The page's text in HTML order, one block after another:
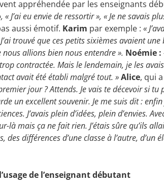
appréhendée par les enseignants
« J’ai eu envie de ressortir », « Je ne savais
aussi émotif. Karim par exemple : «
trouvé que ces petits sixièmes avaient
nous allions bien nous entendre ». Noémie :
contractée. Mais le lendemain, je les
avait été établi malgré tout. »Alice, qui
jour ? Attends. Je vais te décevoir si
un excellent souvenir. Je me suis dit :
J’avais plein d’idées, plein d’envies.
là mais ça ne fait rien. J’étais sûre qu’ils
des différences d’une classe à l’autre, d’un
de l’enseignant débutant